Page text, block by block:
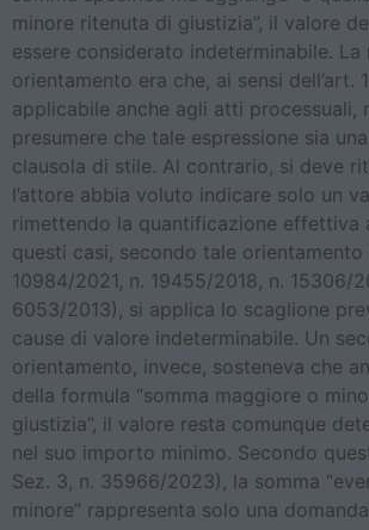
minore ritenuta di giustizia”, il valore
essere considerato indeterminabile.
orientamento era che, ai sensi dell’art.
applicabile anche agli atti processuali,
presumere che tale espressione sia
clausola di stile. Al contrario, si deve
l’attore abbia voluto indicare solo un
rimettendo la quantificazione effettiva
questi casi, secondo tale orientamento
10984/2021, n. 19455/2018, n. 15306/
6053/2013), si applica lo scaglione
cause di valore indeterminabile. Un
orientamento, invece, sosteneva che
della formula “somma maggiore o
giustizia”, il valore resta comunque
nel suo importo minimo. Secondo
Sez. 3, n. 35966/2023), la somma
minore” rappresenta solo una